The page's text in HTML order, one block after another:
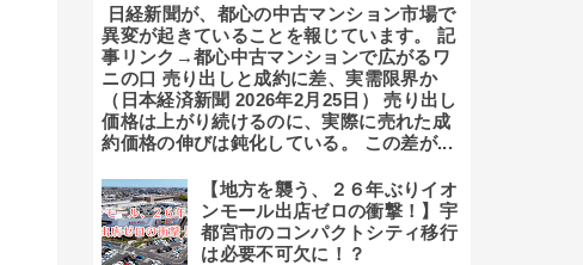
日経新聞が、都心の中古マンション市場で
異変が起きていることを報じています。 記
事リンク→都心中古マンションで広がるワ
ニの口 売り出しと成約に差、実需限界か
（日本経済新聞 2026年2月25日） 売り出し
価格は上がり続けるのに、実際に売れた成
約価格の伸びは鈍化している。 この差が...
【地方を襲う、２６年ぶりイオ
ンモール出店ゼロの衝撃！】宇
都宮市のコンパクトシティ移行
は必要不可欠に！？